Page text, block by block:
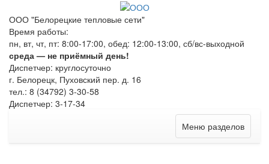
ООО "Белорецкие тепловые сети"
Время работы:
пн, вт, чт, пт: 8:00-17:00, обед: 12:00-13:00, сб/вс-выходной
среда — не приёмный день!
Диспетчер: круглосуточно
г. Белорецк, Пуховский пер. д. 16
тел.: 8 (34792) 3-30-58
Диспетчер: 3-17-34
Меню разделов